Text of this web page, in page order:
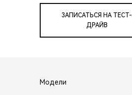
ЗАПИСАТЬСЯ НА ТЕСТ-
ДРАЙВ
Модели